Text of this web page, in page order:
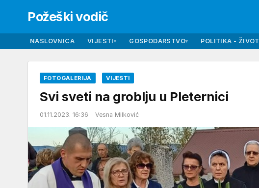
Požeški vodič
NASLOVNICA VIJESTI▾ GOSPODARSTVO▾ POLITIKA - ŽIVOT
FOTOGALERIJA VIJESTI
Svi sveti na groblju u Pleternici
01.11.2023. 16:36 Vesna Milković